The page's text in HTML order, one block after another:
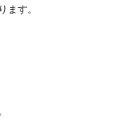
ます。